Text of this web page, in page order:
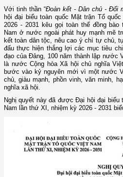
Với tinh thần “Đoàn kết - Dân chủ - Đổi
hội đại biểu toàn quốc Mặt trận Tổ
2026 - 2031 kêu gọi toàn thể đồng
Nam ở nước ngoài phát huy mạnh mẽ
kết toàn dân tộc, nêu cao ý chí tự chủ,
đấu thực hiện thắng lợi các mục tiêu
đạo của Đảng, 100 năm thành lập nước
là nước Cộng hòa Xã hội chủ nghĩa
bước vào kỷ nguyên mới vì một nước
chủ, giàu mạnh, phồn vinh, văn minh,
nghĩa xã hội.
Nghị quyết này đã được Đại hội đại biểu
Nam lần thứ XI, nhiệm kỳ 2026 - 2031